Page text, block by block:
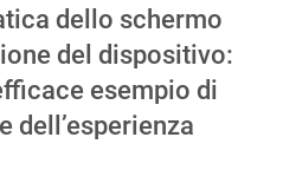
dello schermo
del dispositivo:
esempio di
dell’esperienza